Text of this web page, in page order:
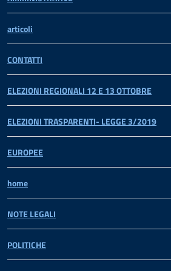
articoli
CONTATTI
ELEZIONI REGIONALI 12 E 13 OTTOBRE
ELEZIONI TRASPARENTI- LEGGE 3/2019
EUROPEE
home
NOTE LEGALI
POLITICHE